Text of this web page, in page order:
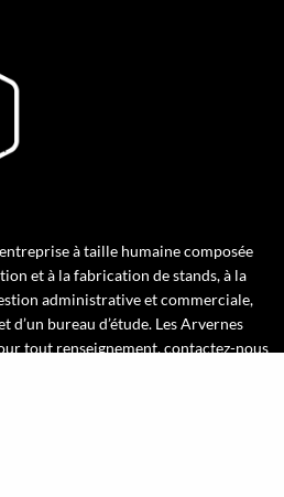
à taille humaine composée
et à la fabrication de stands, à la
administrative et commerciale,
d’un bureau d’étude. Les Arvernes
tout renseignement, contactez-nous